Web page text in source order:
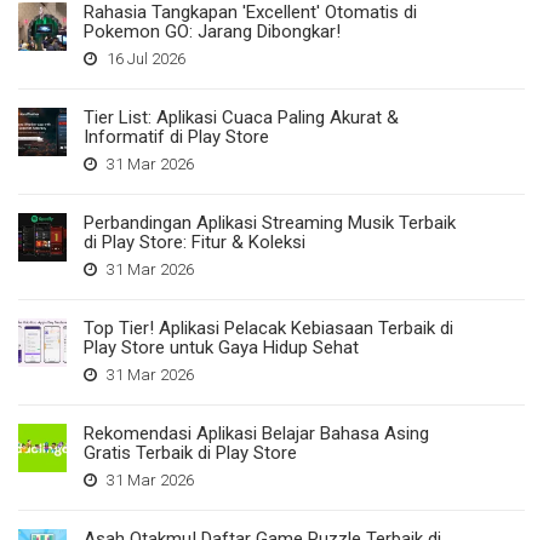
Rahasia Tangkapan 'Excellent' Otomatis di
Pokemon GO: Jarang Dibongkar!
16 Jul 2026
Tier List: Aplikasi Cuaca Paling Akurat &
Informatif di Play Store
31 Mar 2026
Perbandingan Aplikasi Streaming Musik Terbaik
di Play Store: Fitur & Koleksi
31 Mar 2026
Top Tier! Aplikasi Pelacak Kebiasaan Terbaik di
Play Store untuk Gaya Hidup Sehat
31 Mar 2026
Rekomendasi Aplikasi Belajar Bahasa Asing
Gratis Terbaik di Play Store
31 Mar 2026